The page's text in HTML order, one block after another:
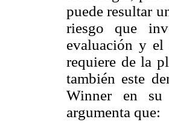
puede resultar
riesgo que
evaluación y el
requiere de la
también este
Winner en su
argumenta que: